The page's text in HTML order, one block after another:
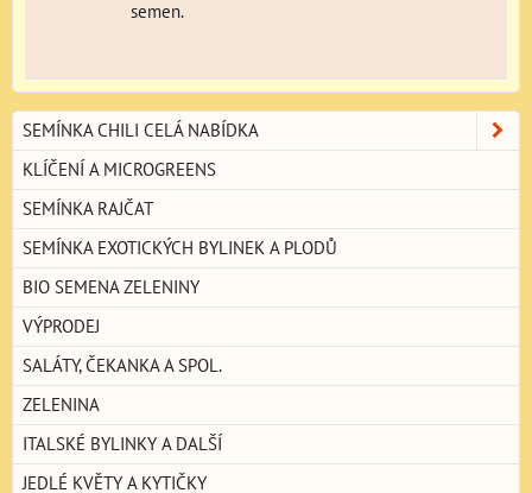
semen.
SEMÍNKA CHILI CELÁ NABÍDKA
KLÍČENÍ A MICROGREENS
SEMÍNKA RAJČAT
SEMÍNKA EXOTICKÝCH BYLINEK A PLODŮ
BIO SEMENA ZELENINY
VÝPRODEJ
SALÁTY, ČEKANKA A SPOL.
ZELENINA
ITALSKÉ BYLINKY A DALŠÍ
JEDLÉ KVĚTY A KYTIČKY